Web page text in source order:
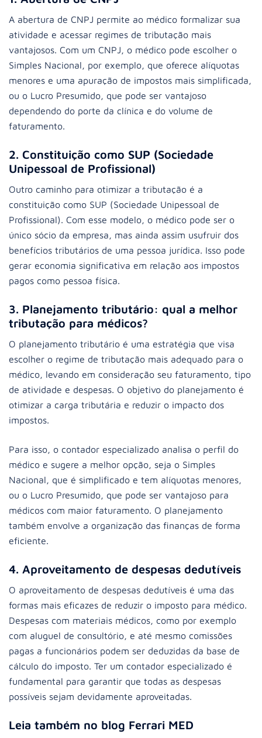
A abertura de CNPJ permite ao médico formalizar sua
atividade e acessar regimes de tributação mais
vantajosos. Com um CNPJ, o médico pode escolher o
Simples Nacional, por exemplo, que oferece alíquotas
menores e uma apuração de impostos mais simplificada,
ou o Lucro Presumido, que pode ser vantajoso
dependendo do porte da clínica e do volume de
faturamento.
2. Constituição como SUP (Sociedade
Unipessoal de Profissional)
Outro caminho para otimizar a tributação é a
constituição como SUP (Sociedade Unipessoal de
Profissional). Com esse modelo, o médico pode ser o
único sócio da empresa, mas ainda assim usufruir dos
benefícios tributários de uma pessoa jurídica. Isso pode
gerar economia significativa em relação aos impostos
pagos como pessoa física.
3. Planejamento tributário: qual a melhor
tributação para médicos?
O planejamento tributário é uma estratégia que visa
escolher o regime de tributação mais adequado para o
médico, levando em consideração seu faturamento, tipo
de atividade e despesas. O objetivo do planejamento é
otimizar a carga tributária e reduzir o impacto dos
impostos.
Para isso, o contador especializado analisa o perfil do
médico e sugere a melhor opção, seja o Simples
Nacional, que é simplificado e tem alíquotas menores,
ou o Lucro Presumido, que pode ser vantajoso para
médicos com maior faturamento. O planejamento
também envolve a organização das finanças de forma
eficiente.
4. Aproveitamento de despesas dedutíveis
O aproveitamento de despesas dedutíveis é uma das
formas mais eficazes de reduzir o imposto para médico.
Despesas com materiais médicos, como por exemplo
com aluguel de consultório, e até mesmo comissões
pagas a funcionários podem ser deduzidas da base de
cálculo do imposto. Ter um contador especializado é
fundamental para garantir que todas as despesas
possíveis sejam devidamente aproveitadas.
Leia também no blog Ferrari MED